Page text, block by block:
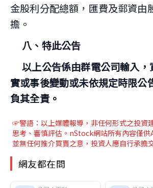
金股利分配總額，匯費及郵資由
擔。
八、特此公告
以上公告係由群電公司輸入
實或事後變動或未依規定時限公
負其全責。
☞警語：以上媒體報導 ，非任何形式之投資
思考、審慎評估。nStock網站所有內容僅供
並無任何推介買賣之意，投資人應自行承擔
網友都在問